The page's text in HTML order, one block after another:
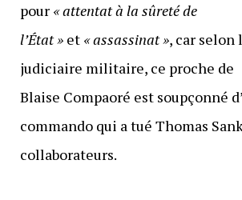
pour « attentat à la sûreté de
l’État »et « assassinat », car selon
judiciaire militaire, ce proche de
Blaise Compaoré est soupçonné
commando qui a tué Thomas
collaborateurs.